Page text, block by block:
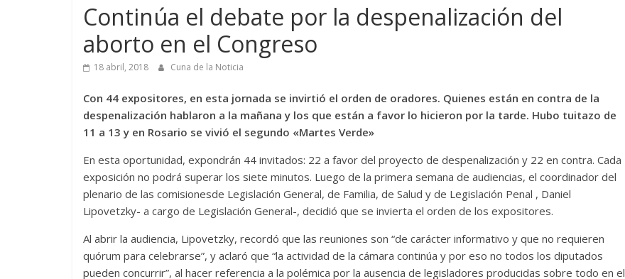
Continúa el debate por la despenalización del
aborto en el Congreso
18 abril, 2018 Cuna de la Noticia
Con 44 expositores, en esta jornada se invirtió el orden de oradores. Quienes están en contra de la
despenalización hablaron a la mañana y los que están a favor lo hicieron por la tarde. Hubo tuitazo de
11 a 13 y en Rosario se vivió el segundo «Martes Verde»
En esta oportunidad, expondrán 44 invitados: 22 a favor del proyecto de despenalización y 22 en contra. Cada
exposición no podrá superar los siete minutos. Luego de la primera semana de audiencias, el coordinador del
plenario de las comisionesde Legislación General, de Familia, de Salud y de Legislación Penal , Daniel
Lipovetzky- a cargo de Legislación General-, decidió que se invierta el orden de los expositores.
Al abrir la audiencia, Lipovetzky, recordó que las reuniones son “de carácter informativo y que no requieren
quórum para celebrarse”, y aclaró que “la actividad de la cámara continúa y por eso no todos los diputados
pueden concurrir”, al hacer referencia a la polémica por la ausencia de legisladores producidas sobre todo en el